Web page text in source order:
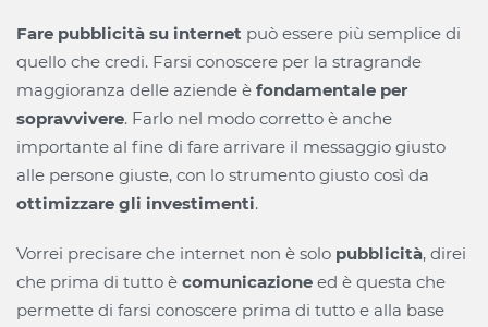
Fare pubblicità su internet può essere più semplice di
quello che credi. Farsi conoscere per la stragrande
maggioranza delle aziende è fondamentale per
sopravvivere. Farlo nel modo corretto è anche
importante al fine di fare arrivare il messaggio giusto
alle persone giuste, con lo strumento giusto così da
ottimizzare gli investimenti.
Vorrei precisare che internet non è solo pubblicità, direi
che prima di tutto è comunicazione ed è questa che
permette di farsi conoscere prima di tutto e alla base